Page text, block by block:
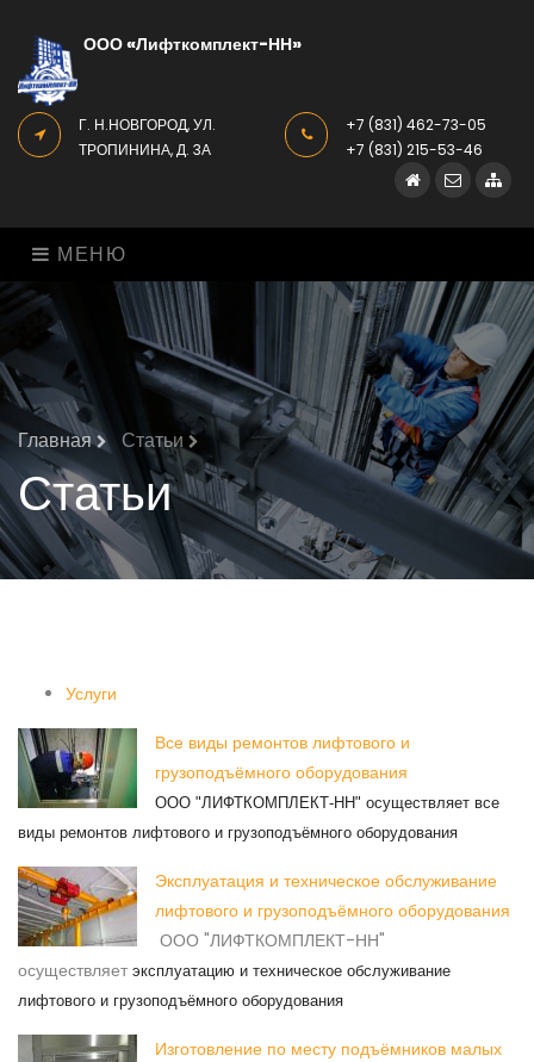
ООО «Лифткомплект-НН»
Г. Н.НОВГОРОД, УЛ.
ТРОПИНИНА, Д. 3А
+7 (831) 462-73-05
+7 (831) 215-53-46
Главная
МЕНЮ
Главная Статьи
Статьи
Услуги
Все виды ремонтов лифтового и
грузоподъёмного оборудования
ООО "ЛИФТКОМПЛЕКТ-НН" осуществляет все
виды ремонтов лифтового и грузоподъёмного оборудования
Эксплуатация и техническое обслуживание
лифтового и грузоподъёмного оборудования
ООО "ЛИФТКОМПЛЕКТ-НН"
осуществляет эксплуатацию и техническое обслуживание
лифтового и грузоподъёмного оборудования
Изготовление по месту подъёмников малых